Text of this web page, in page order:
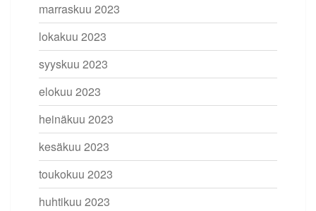
marraskuu 2023
lokakuu 2023
syyskuu 2023
elokuu 2023
heinäkuu 2023
kesäkuu 2023
toukokuu 2023
huhtikuu 2023